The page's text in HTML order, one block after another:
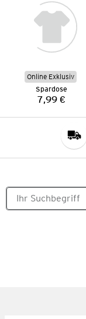
Online Exklusiv
Spardose
Preis:
7,99 €